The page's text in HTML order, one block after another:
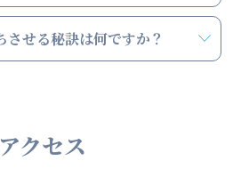
させる秘訣は何ですか？
アクセス